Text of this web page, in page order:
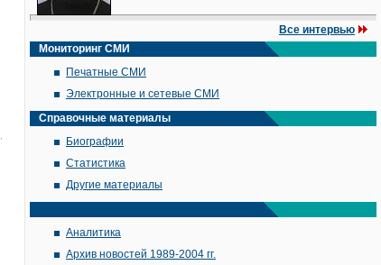
Все интервью
Мониторинг СМИ
Печатные СМИ
Электронные и сетевые СМИ
Справочные материалы
Биографии
Статистика
Другие материалы
Аналитика
Архив новостей 1989-2004 гг.